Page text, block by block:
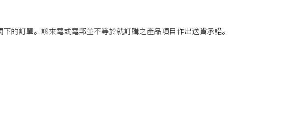
的訂單。該來電或電郵並不等於就訂購之產品項目作出送貨承諾。